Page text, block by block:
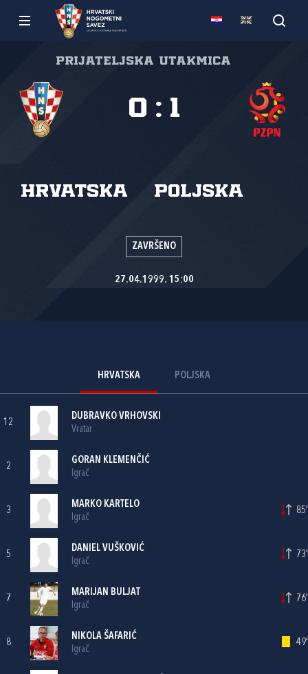
Prijateljska utakmica
Hrvatska Poljska
0 : 1
ZAVRŠENO
27.04.1999. 15:00
HRVATSKA POLJSKA
12
DUBRAVKO VRHOVSKI
Vratar
2
GORAN KLEMENČIĆ
Igrač
3
MARKO KARTELO
Igrač
85'
5
DANIEL VUŠKOVIĆ
Igrač
73'
7
MARIJAN BULJAT
Igrač
76'
8
NIKOLA ŠAFARIĆ
Igrač
49'